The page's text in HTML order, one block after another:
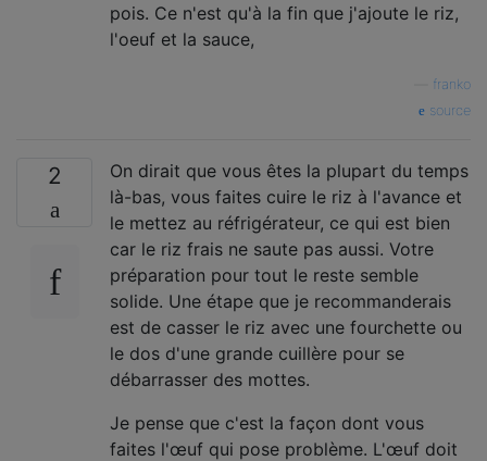
pois. Ce n'est qu'à la fin que j'ajoute le riz,
l'oeuf et la sauce,
franko
source
2
On dirait que vous êtes la plupart du temps
là-bas, vous faites cuire le riz à l'avance et
le mettez au réfrigérateur, ce qui est bien
car le riz frais ne saute pas aussi. Votre
préparation pour tout le reste semble
solide. Une étape que je recommanderais
est de casser le riz avec une fourchette ou
le dos d'une grande cuillère pour se
débarrasser des mottes.
Je pense que c'est la façon dont vous
faites l'œuf qui pose problème. L'œuf doit